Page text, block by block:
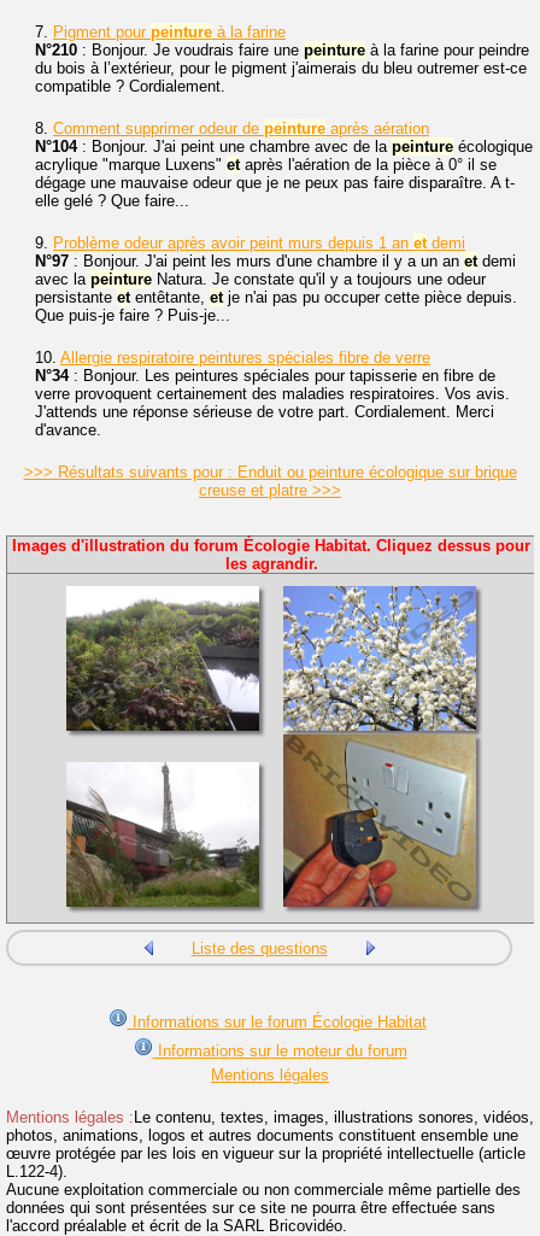
7. Pigment pour peinture à la farine
N°210 : Bonjour. Je voudrais faire une peinture à la farine pour peindre
du bois à l’extérieur, pour le pigment j'aimerais du bleu outremer est-ce
compatible ? Cordialement.
8. Comment supprimer odeur de peinture après aération
N°104: Bonjour. J'ai peint une chambre avec de la peinture écologique
acrylique "marque Luxens" etaprès l'aération de la pièce à 0° il se
dégage une mauvaise odeur que je ne peux pas faire disparaître. A t-
elle gelé ? Que faire...
9. Problème odeur après avoir peint murs depuis 1 an etdemi
N°97 : Bonjour. J'ai peint les murs d'une chambre il y a un an etdemi
avec la peinture Natura. Je constate qu'il y a toujours une odeur
persistante etentêtante, etje n'ai pas pu occuper cette pièce depuis.
Que puis-je faire ? Puis-je...
10. Allergie respiratoire peintures spéciales fibre de verre
N°34: Bonjour. Les peintures spéciales pour tapisserie en fibre de
verre provoquent certainement des maladies respiratoires. Vos avis.
J'attends une réponse sérieuse de votre part. Cordialement. Merci
d'avance.
>>> Résultats suivants pour : Enduit ou peinture écologique sur brique
creuse et platre >>>
Images d'illustration du forum Écologie Habitat. Cliquez dessus pour
les agrandir.
Liste des questions
Informations sur le forum Écologie Habitat
Informations sur le moteur du forum
Mentions légales
Mentions légales : Le contenu, textes, images, illustrations sonores, vidéos,
photos, animations, logos et autres documents constituent ensemble une
œuvre protégée par les lois en vigueur sur la propriété intellectuelle (article
L.122-4).
Aucune exploitation commerciale ou non commerciale même partielle des
données qui sont présentées sur ce site ne pourra être effectuée sans
l'accord préalable et écrit de la SARL Bricovidéo.